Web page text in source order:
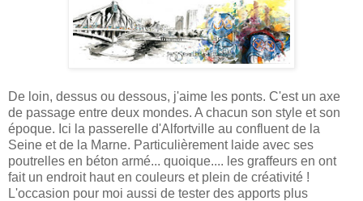
De loin, dessus ou dessous, j'aime les ponts. C'est un axe
de passage entre deux mondes. A chacun son style et son
époque. Ici la passerelle d'Alfortville au confluent de la
Seine et de la Marne. Particulièrement laide avec ses
poutrelles en béton armé... quoique.... les graffeurs en ont
fait un endroit haut en couleurs et plein de créativité !
L'occasion pour moi aussi de tester des apports plus